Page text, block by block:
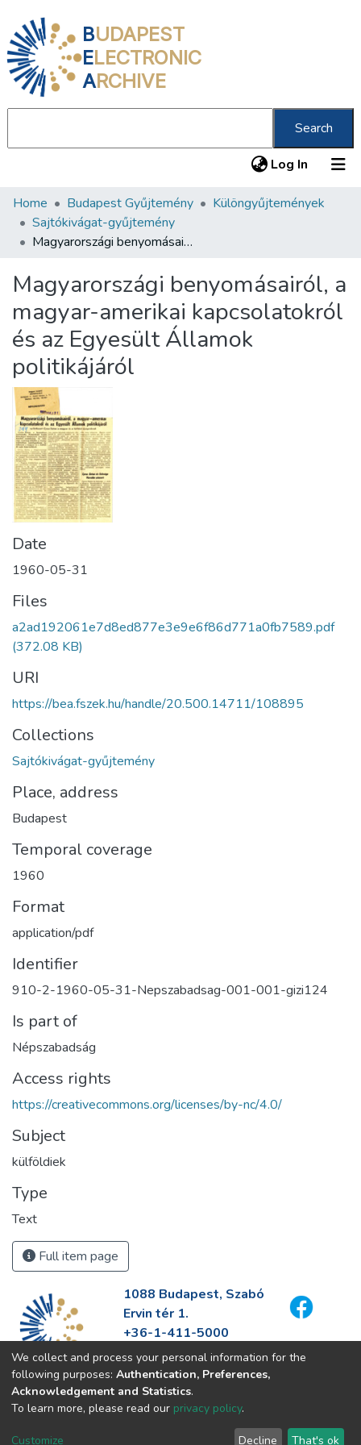
BUDAPEST
ELECTRONIC
ARCHIVE
Search
Log In (current)
Communities & Collections
All of DSpace
About us
Home Budapest Gyűjtemény
Különgyűjtemények
Sajtókivágat-gyűjtemény
Magyarországi benyomásairól, a magyar-amerikai kapcsolatokról és az Egyesült Államok politikájáról
Magyarországi benyomásairól, a
magyar-amerikai kapcsolatokról
és az Egyesült Államok
politikájáról
Date
1960-05-31
Files
a2ad192061e7d8ed877e3e9e6f86d771a0fb7589.pdf
(372.08 KB)
URI
https://bea.fszek.hu/handle/20.500.14711/108895
Collections
Sajtókivágat-gyűjtemény
Place, address
Budapest
Temporal coverage
1960
Format
application/pdf
Identifier
910-2-1960-05-31-Nepszabadsag-001-001-gizi124
Is part of
Népszabadság
Access rights
https://creativecommons.org/licenses/by-nc/4.0/
Subject
külföldiek
Type
Text
Full item page
1088 Budapest, Szabó
Ervin tér 1.
+36-1-411-5000
info@fszek.hu
https://fszek.hu
We collect and process your personal information for the
following purposes: Authentication, Preferences,
Acknowledgement and Statistics.
To learn more, please read our privacy policy.
Customize Decline That's ok